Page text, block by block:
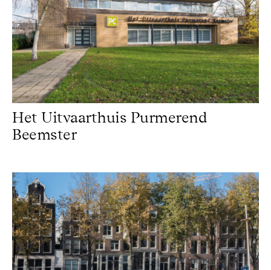
Het Uitvaarthuis Purmerend
Beemster
Kromme Waal